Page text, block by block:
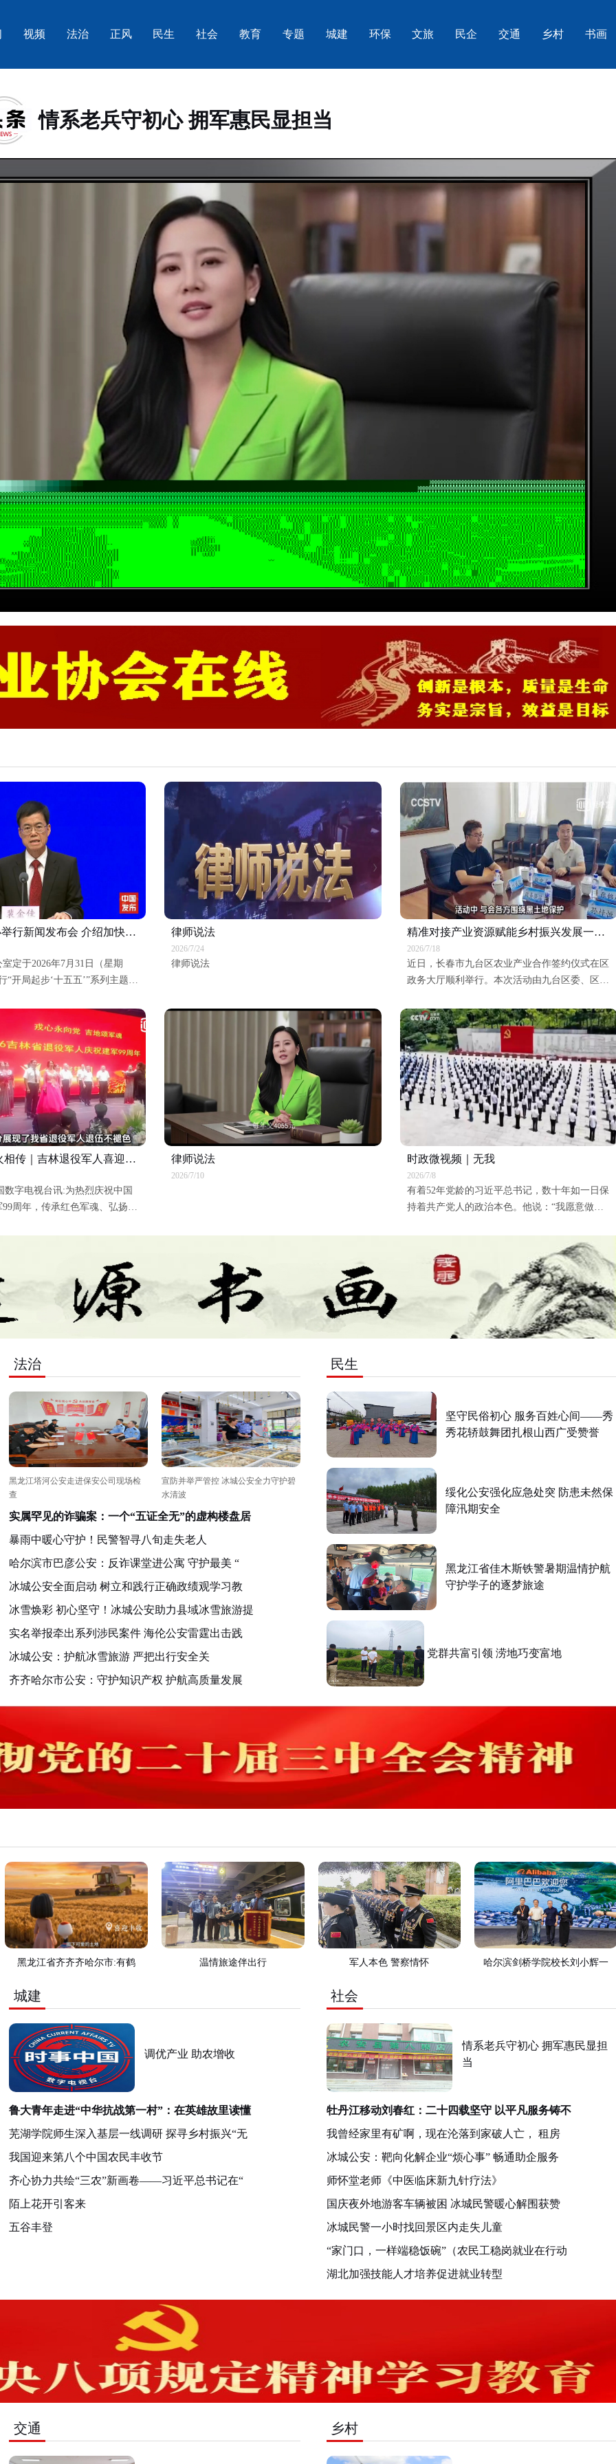
视频 法治 正风 民生 社会 教育 专题 城建 环保 文旅 民企 交通 乡村 书画
情系老兵守初心 拥军惠民显担当
回放｜国新办举行新闻发布会 介绍加快推动“十五五”时期退役军人工作高质量发展有关情况
定于2026年7月31日（星期
“开局起步‘十五五’”系列主题新
期退役军人工作高质量发展有
律师说法
2026/7/24
律师说法
精准对接产业资源赋能乡村振兴发展一一九台区举行农业产业合作签约仪式
2026/7/18
近日，长春市九台区农业产业合作签约仪式在区
政务大厅顺利举行。本次活动由九台区委、区政
对接、产学研深度合作，助力区域现代农业转型
升级，赋能乡村全面振兴。活动中，与会女亡用
线平十业但培口人也统志木1幼口利用、农业再
生资源回收、绿色低碳农业发展、科技项目落
地、人才技术赋能等重点领域深入交流，达成多
项合作共识并完成现场签约。吉林省农业再生资
源商会及院士专家工作站将充分发挥技术、人
才、平台、资源优势，为九台区农业产业升级、
项目孵化、技术落地提供全方位支撑，补齐区域
农业循环经济发展短板。 九台区工商联党组书
记焦明玉、副主任孙梓恒，区经济运行局副局长
袁明华出席活动。吉林省农业再生资源商会会长
刘青华，专家张锦川，律所主任张岩岩，商会副
致敬军旅 薪火相传｜吉林退役军人喜迎建军99周年文艺汇演圆满举办
数字电视台讯:为热烈庆祝中国
周年，传承红色军魂、弘扬退
盟承办，多家单位及爱心企业
聚王振磊、杨顺田、娄廷强等
，白晓、刘茂林学雷锋先进典
程永祥、杨松成，优秀退役军
精彩纷呈、军
歌》《咱当兵的人》军姿挺
唱《小白杨》《我们的中国
舞、松原特色二人转等节目轮
旅岁月与家国情怀。 活动
后致辞，致敬老兵、寄语奋进
分展现了我省退役军人退伍不
国的浓厚氛围。
律师说法
2026/7/10
时政微视频｜无我
2026/7/8
有着52年党龄的习近平总书记，数十年如一日保
持着共产党人的政治本色。他说：“我愿意做到
“无我”，不仅是总书记对自己的要求，更承
载了他对1.01286亿名中国共产党党员的殷切期
望。深藏功名60多年的老英雄张富清、在毛乌素
筑起百里“绿色长城”的治沙英雄石光银、将生命
定格在扶贫路上的驻村第一书记黄文秀……总书
记常常提及这些淡泊名利、甘于奉献的优秀共产
党员的事迹。他希望全体党员向他们学习，“以
丨李璇 策 划丨蔡纯琳 剪 辑丨吕媛
媛 视 觉丨颜妮 校 对丨孟利铮 李丹
李雪菲 闫田田 梁雅琴 毛长志 出 品丨中
央广播电视总台央视网
法治
黑龙江塔河公安走进保安公司现场检
查
宣防并举严管控 冰城公安全力守护碧
水清波
实属罕见的诈骗案：一个“五证全无”的虚构楼盘居
暴雨中暖心守护！民警智寻八旬走失老人
哈尔滨市巴彦公安：反诈课堂进公寓 守护最美 “
冰城公安全面启动 树立和践行正确政绩观学习教
冰雪焕彩 初心坚守！冰城公安助力县域冰雪旅游提
实名举报牵出系列涉民案件 海伦公安雷霆出击践
冰城公安：护航冰雪旅游 严把出行安全关
齐齐哈尔市公安：守护知识产权 护航高质量发展
民生
坚守民俗初心 服务百姓心间——秀
秀花轿鼓舞团扎根山西广受赞誉
绥化公安强化应急处突 防患未然保
障汛期安全
黑龙江省佳木斯铁警暑期温情护航
守护学子的逐梦旅途
党群共富引领 涝地巧变富地
黑龙江省齐齐齐哈尔市:有鹤 温情旅途伴出行 军人本色 警察情怀 哈尔滨剑桥学院校长刘小辉一
城建
调优产业 助农增收
鲁大青年走进“中华抗战第一村”：在英雄故里读懂
芜湖学院师生深入基层一线调研 探寻乡村振兴“无
我国迎来第八个中国农民丰收节
齐心协力共绘“三农”新画卷——习近平总书记在“
陌上花开引客来
五谷丰登
社会
情系老兵守初心 拥军惠民显担
当
牡丹江移动刘春红：二十四载坚守 以平凡服务铸不
我曾经家里有矿啊，现在沦落到家破人亡， 租房
冰城公安：靶向化解企业“烦心事” 畅通助企服务
师怀堂老师《中医临床新九针疗法》
国庆夜外地游客车辆被困 冰城民警暖心解围获赞
冰城民警一小时找回景区内走失儿童
“家门口，一样端稳饭碗”（农民工稳岗就业在行动
湖北加强技能人才培养促进就业转型
交通 乡村